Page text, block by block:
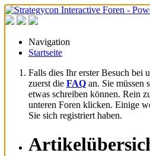
Navigation
Startseite
Falls dies Ihr erster Besuch bei
zuerst die FAQ an. Sie müssen
etwas schreiben können. Rein
unteren Foren klicken. Einige
Sie sich registriert haben.